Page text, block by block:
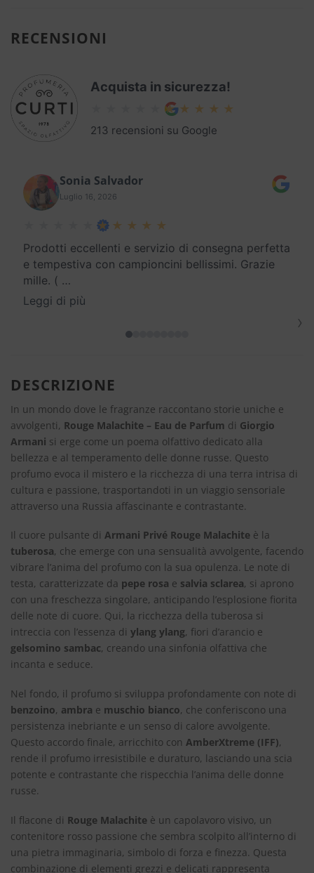
RECENSIONI
Acquista in sicurezza!
213 recensioni su Google
Sonia Salvador
Luglio 16, 2026
Prodotti eccellenti e servizio di consegna perfetta
e tempestiva con campioncini bellissimi. Grazie
mille. ( …
Leggi di più
›
DESCRIZIONE
In un mondo dove le fragranze raccontano storie uniche e
avvolgenti, Rouge Malachite – Eau de Parfum di Giorgio
Armani si erge come un poema olfattivo dedicato alla
bellezza e al temperamento delle donne russe. Questo
profumo evoca il mistero e la ricchezza di una terra intrisa di
cultura e passione, trasportandoti in un viaggio sensoriale
attraverso una Russia affascinante e contrastante.
Il cuore pulsante di Armani Privé Rouge Malachite è la
tuberosa, che emerge con una sensualità avvolgente, facendo
vibrare l’anima del profumo con la sua opulenza. Le note di
testa, caratterizzate da pepe rosa e salvia sclarea, si aprono
con una freschezza singolare, anticipando l’esplosione fiorita
delle note di cuore. Qui, la ricchezza della tuberosa si
intreccia con l’essenza di ylang ylang, fiori d’arancio e
gelsomino sambac, creando una sinfonia olfattiva che
incanta e seduce.
Nel fondo, il profumo si sviluppa profondamente con note di
benzoino, ambra e muschio bianco, che conferiscono una
persistenza inebriante e un senso di calore avvolgente.
Questo accordo finale, arricchito con AmberXtreme (IFF),
rende il profumo irresistibile e duraturo, lasciando una scia
potente e contrastante che rispecchia l’anima delle donne
russe.
Il flacone di Rouge Malachite è un capolavoro visivo, un
contenitore rosso passione che sembra scolpito all’interno di
una pietra immaginaria, simbolo di forza e finezza. Questa
combinazione di elementi grezzi e delicati rappresenta